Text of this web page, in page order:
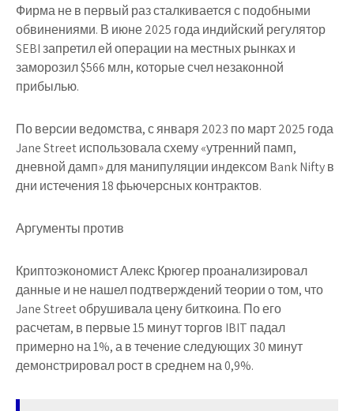
Фирма не в первый раз сталкивается с подобными
обвинениями. В июне 2025 года индийский регулятор
SEBI запретил ей операции на местных рынках и
заморозил $566 млн, которые счел незаконной
прибылью.
По версии ведомства, с января 2023 по март 2025 года
Jane Street использовала схему «утренний памп,
дневной дамп» для манипуляции индексом Bank Nifty в
дни истечения 18 фьючерсных контрактов.
Аргументы против
Криптоэкономист Алекс Крюгер проанализировал
данные и не нашел подтверждений теории о том, что
Jane Street обрушивала цену биткоина. По его
расчетам, в первые 15 минут торгов IBIT падал
примерно на 1%, а в течение следующих 30 минут
демонстрировал рост в среднем на 0,9%.